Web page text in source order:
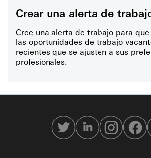
Crear una alerta de
Cree una alerta de trabajo para
las oportunidades de trabajo
recientes que se ajusten a sus
profesionales.